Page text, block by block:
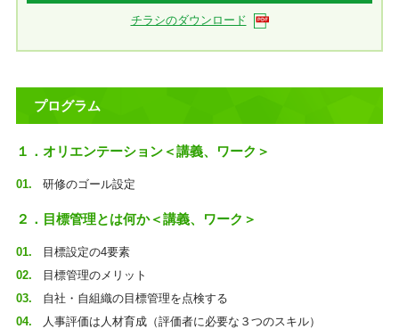
チラシのダウンロード
プログラム
１．オリエンテーション＜講義、ワーク＞
研修のゴール設定
２．目標管理とは何か＜講義、ワーク＞
目標設定の4要素
目標管理のメリット
自社・自組織の目標管理を点検する
人事評価は人材育成（評価者に必要な３つのスキル）